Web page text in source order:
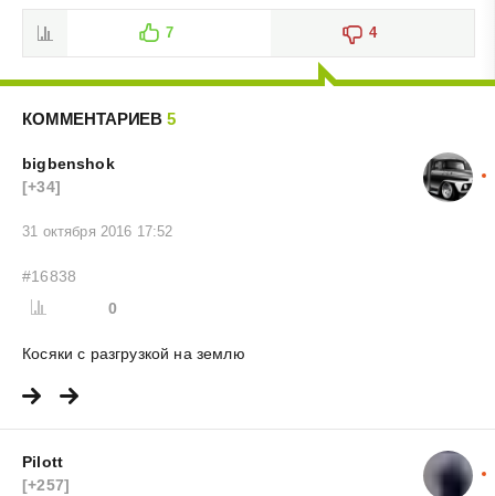
7 4
КОММЕНТАРИЕВ 5
bigbenshok
[+34]
31 октября 2016 17:52
#16838
0
Косяки с разгрузкой на землю
Pilott
[+257]